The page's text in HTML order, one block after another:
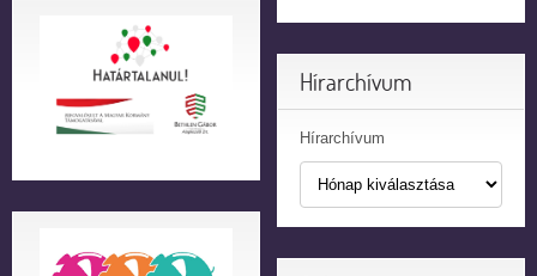
Hírarchívum
Hírarchívum